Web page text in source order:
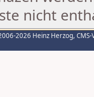
nicht
2026 Heinz Herzog,